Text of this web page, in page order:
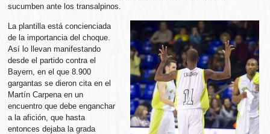
sucumben ante los transalpinos.
La plantilla está concienciada
de la importancia del choque.
Así lo llevan manifestando
desde el partido contra el
Bayern, en el que 8.900
gargantas se dieron cita en el
Martín Carpena en un
encuentro que debe enganchar
a la afición, que hasta
entonces dejaba la grada